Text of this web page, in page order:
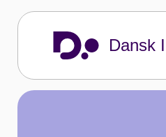
Dansk